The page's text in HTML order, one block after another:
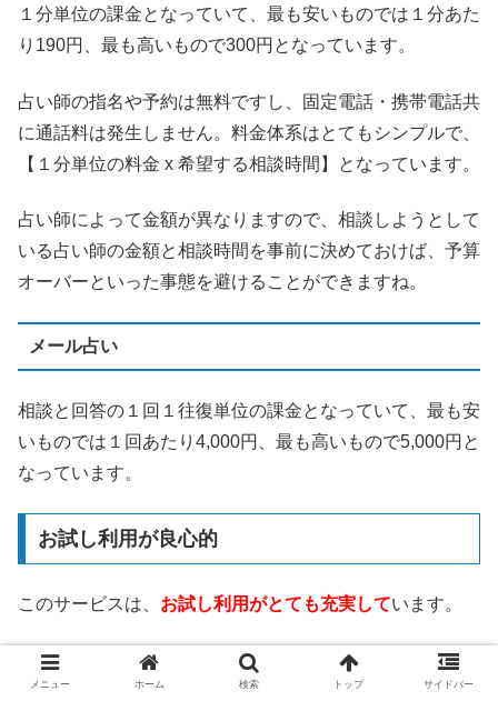
１分単位の課金となっていて、最も安いものでは１分あた
り190円、最も高いもので300円となっています。
占い師の指名や予約は無料ですし、固定電話・携帯電話共
に通話料は発生しません。料金体系はとてもシンプルで、
【１分単位の料金 x 希望する相談時間】となっています。
占い師によって金額が異なりますので、相談しようとして
いる占い師の金額と相談時間を事前に決めておけば、予算
オーバーといった事態を避けることができますね。
メール占い
相談と回答の１回１往復単位の課金となっていて、最も安
いものでは１回あたり4,000円、最も高いもので5,000円と
なっています。
お試し利用が良心的
このサービスは、 お試し利用がとても充実しています。
3,000円分の無料相談ポイント
メニュー ホーム 検索 トップ サイドバー